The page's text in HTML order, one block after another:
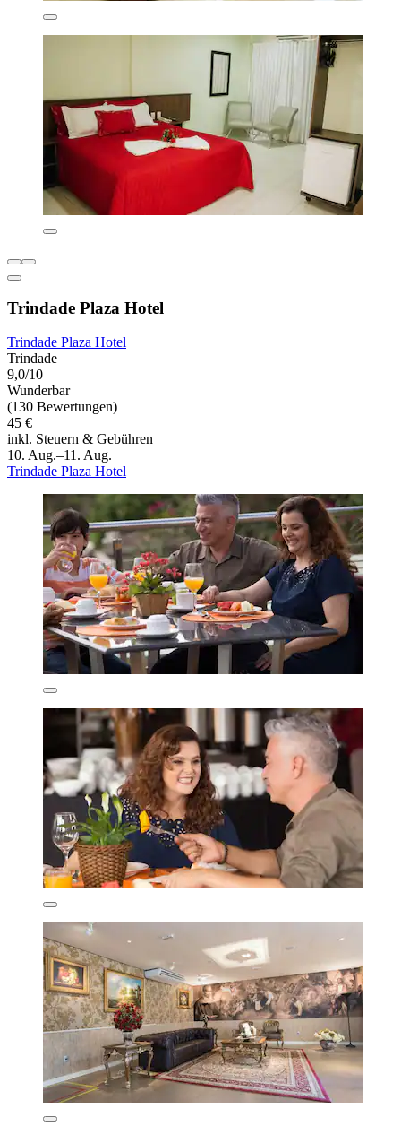
Trindade Plaza Hotel
Trindade Plaza Hotel
Trindade
9,0/10
Wunderbar
(130 Bewertungen)
45 €
inkl. Steuern & Gebühren
10. Aug.–11. Aug.
Trindade Plaza Hotel